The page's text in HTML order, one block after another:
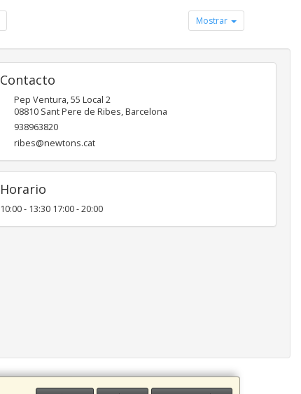
Mostrar
Contacto
Pep Ventura, 55 Local 2
08810 Sant Pere de Ribes,Barcelona
938963820
ribes@newtons.cat
Horario
10:00 - 13:30 17:00 - 20:00